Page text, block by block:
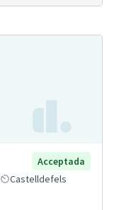
Acceptada
Castelldefels